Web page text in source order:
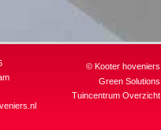
© Kooter hoveniers
Green Solutions
Tuincentrum Overzicht